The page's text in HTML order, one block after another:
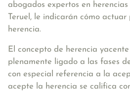
abogados expertos en
Teruel, le indicarán cómo
herencia.
El concepto de herencia
plenamente ligado a las fases
con especial referencia a la
acepte la herencia se califica